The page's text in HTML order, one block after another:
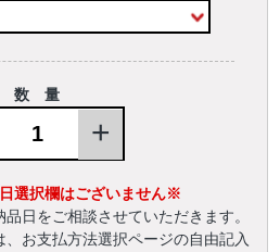
数 量
+
選択欄はございません※
日をご相談させていただきます。
お支払方法選択ページの自由記入